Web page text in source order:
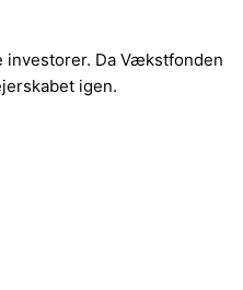
investorer. Da Vækstfonden
igen.